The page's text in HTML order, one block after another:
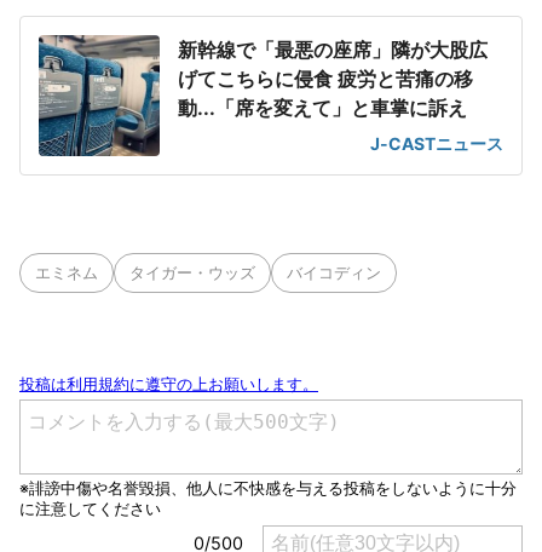
新幹線で「最悪の座席」隣が大股広
げてこちらに侵食 疲労と苦痛の移
動...「席を変えて」と車掌に訴え
J-CASTニュース
エミネム タイガー・ウッズ バイコディン